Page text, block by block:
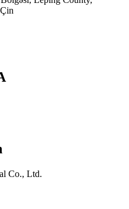
Co., Ltd.